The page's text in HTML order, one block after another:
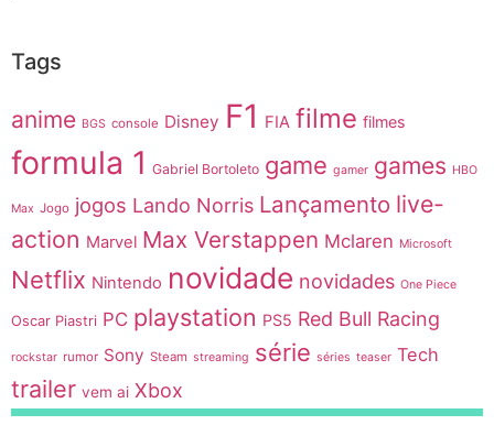
Tags
anime BGS console Disney F1 FIA filme filmes
formula 1 Gabriel Bortoleto game gamer games HBO
Max Jogo jogos Lando Norris Lançamento live-
action Marvel Max Verstappen Mclaren Microsoft
Netflix Nintendo novidade novidades One Piece
Oscar Piastri PC playstation PS5 Red Bull Racing
rockstar rumor Sony Steam streaming série séries teaser Tech
trailer vem ai Xbox